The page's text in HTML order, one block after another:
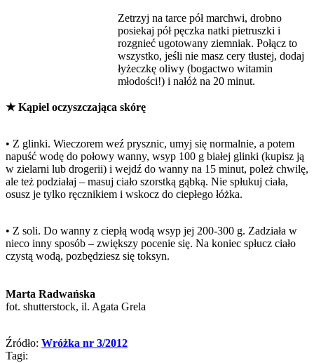
Zetrzyj na tarce pół marchwi, drobno
posiekaj pół pęczka natki pietruszki i
rozgnieć ugotowany ziemniak. Połącz to
wszystko, jeśli nie masz cery tłustej, dodaj
łyżeczkę oliwy (bogactwo witamin
młodości!) i nałóż na 20 minut.
★ Kąpiel oczyszczająca skórę
• Z glinki. Wieczorem weź prysznic, umyj się normalnie, a potem
napuść wodę do połowy wanny, wsyp 100 g białej glinki (kupisz ją
w zielarni lub drogerii) i wejdź do wanny na 15 minut, poleż chwilę,
ale też podziałaj – masuj ciało szorstką gąbką. Nie spłukuj ciała,
osusz je tylko ręcznikiem i wskocz do ciepłego łóżka.
• Z soli. Do wanny z ciepłą wodą wsyp jej 200-300 g. Zadziała w
nieco inny sposób – zwiększy pocenie się. Na koniec spłucz ciało
czystą wodą, pozbędziesz się toksyn.
Marta Radwańska
fot. shutterstock, il. Agata Grela
Źródło: Wróżka nr 3/2012
Tagi: